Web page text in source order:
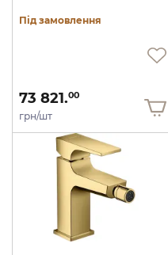
Під замовлення
73 821.00
грн/шт